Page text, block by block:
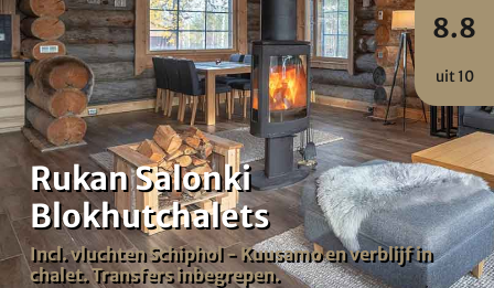
8.8
uit 10
Rukan Salonki
Blokhutchalets
Incl. vluchten Schiphol - Kuusamo en verblijf in
chalet. Transfers inbegrepen.